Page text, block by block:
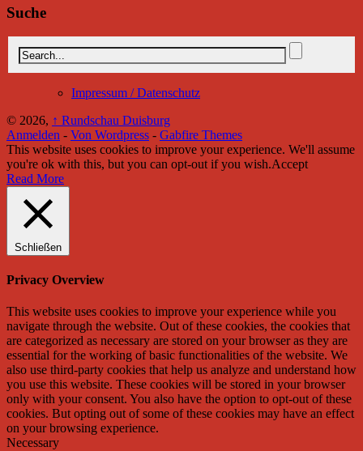
Suche
Impressum / Datenschutz
© 2026, ↑ Rundschau Duisburg
Anmelden - Von Wordpress - Gabfire Themes
This website uses cookies to improve your experience. We'll assume
you're ok with this, but you can opt-out if you wish.Accept
Read More
Schließen
Privacy Overview
This website uses cookies to improve your experience while you
navigate through the website. Out of these cookies, the cookies that
are categorized as necessary are stored on your browser as they are
essential for the working of basic functionalities of the website. We
also use third-party cookies that help us analyze and understand how
you use this website. These cookies will be stored in your browser
only with your consent. You also have the option to opt-out of these
cookies. But opting out of some of these cookies may have an effect
on your browsing experience.
Necessary